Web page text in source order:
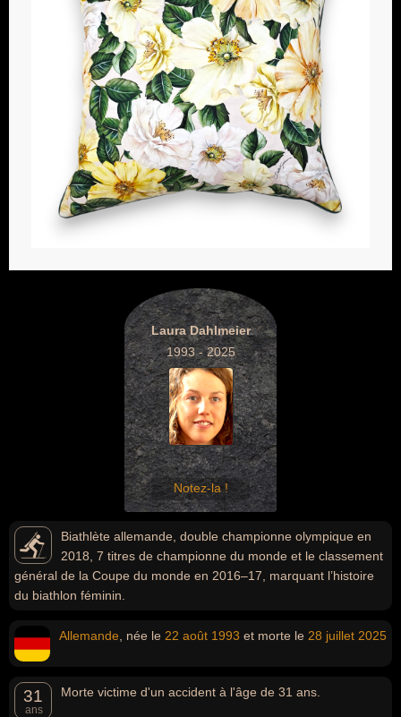
Laura Dahlmeier
1993 - 2025
Notez-la !
Biathlète allemande, double championne olympique en
2018, 7 titres de championne du monde et le classement
général de la Coupe du monde en 2016–17, marquant l’histoire
du biathlon féminin.
Allemande , née le 22 août 1993 et morte le 28 juillet 2025
31
ans
Morte victime d'un accident à l'âge de 31 ans.